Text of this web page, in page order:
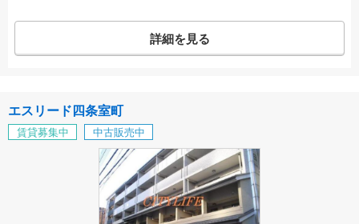
詳細を見る
エスリード四条室町
賃貸募集中 中古販売中